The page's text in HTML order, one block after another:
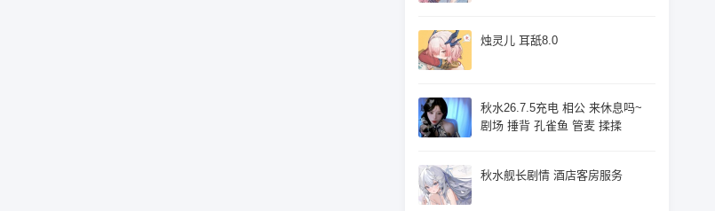
烛灵儿 耳舐8.0
秋水26.7.5充电 相公 来休息吗~
剧场 捶背 孔雀鱼 管麦 揉揉
秋水舰长剧情 酒店客房服务